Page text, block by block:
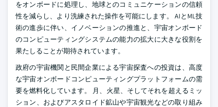
をオンボードに処理し、地球とのコミュニケーションの信頼
性を減らし、より洗練された操作を可能にします。 AIとML技
術の進歩に伴い、イノベーションの推進と、宇宙オンボード
のコンピューティングシステムの能力の拡大に大きな役割を
果たしることが期待されています。
政府の宇宙機関と民間企業による宇宙探査への投資は、高度
な宇宙オンボードコンピューティングプラットフォームの需
要を燃料化しています。 月、火星、そしてそれを超えるミッ
ション、およびアスタロイド鉱山や宇宙観光などの取り組み